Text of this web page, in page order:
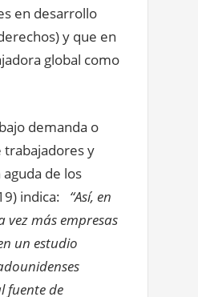
en desarrollo
y que en
global como
demanda o
trabajadores y
de los
indica: “Así, en
vez más empresas
un estudio
fuente de